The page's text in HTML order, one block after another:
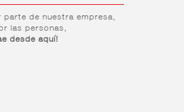
de nuestra empresa,
las personas,
desde aquí!